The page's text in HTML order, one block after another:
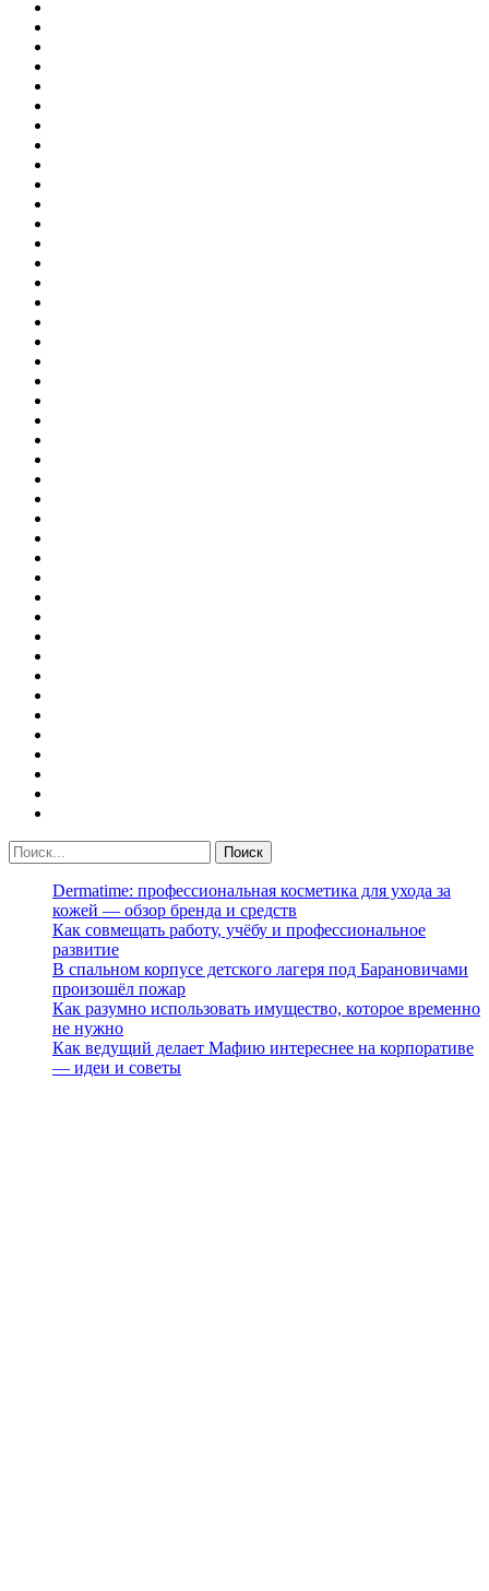
Dermatime: профессиональная косметика для ухода за
кожей — обзор бренда и средств
Как совмещать работу, учёбу и профессиональное
развитие
В спальном корпусе детского лагеря под Барановичами
произошёл пожар
Как разумно использовать имущество, которое временно
не нужно
Как ведущий делает Мафию интереснее на корпоративе
— идеи и советы